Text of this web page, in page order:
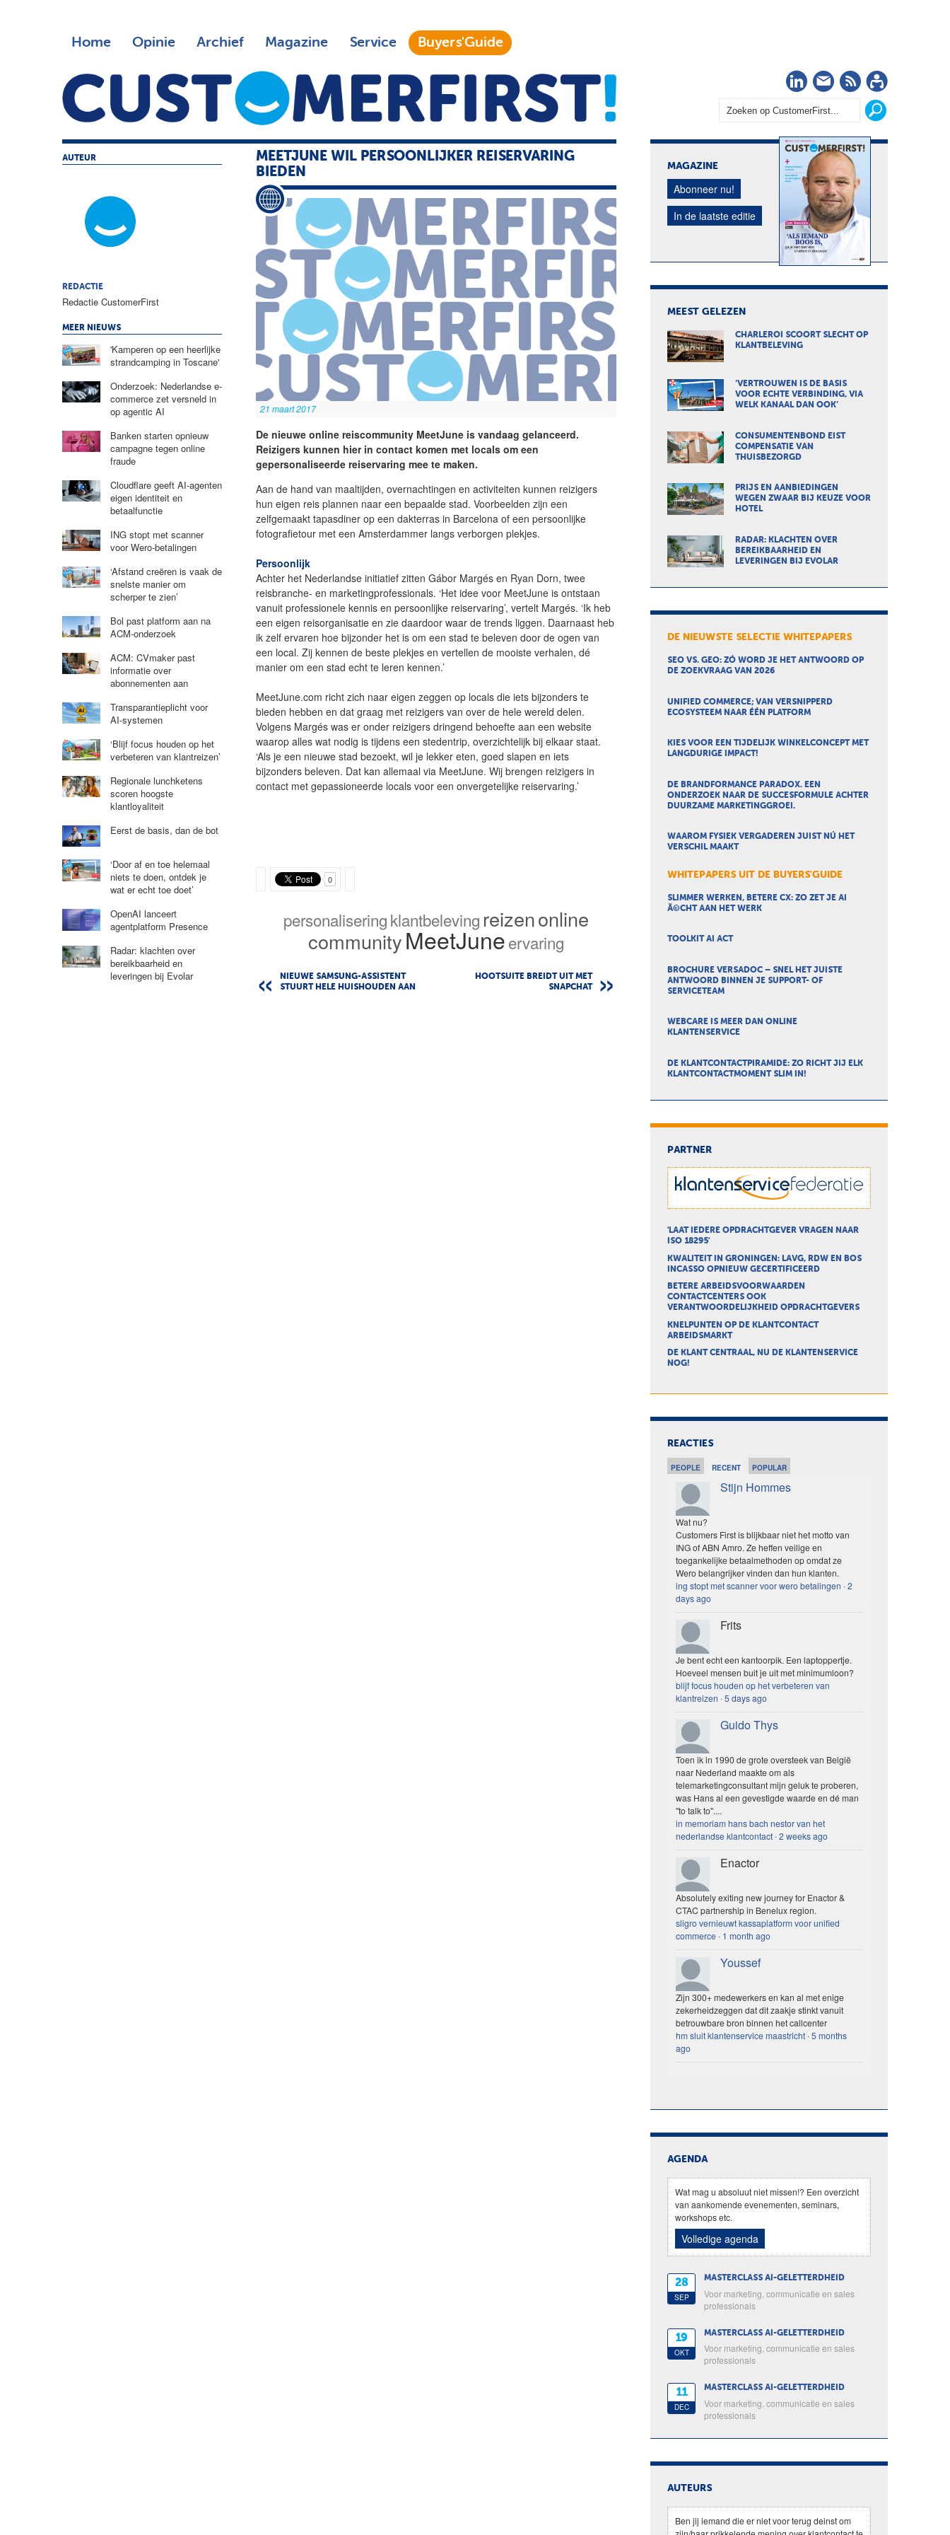
Home Opinie Archief Magazine Service Buyers'Guide
LinkedIn
Nieuwsbrief
RSS
MEETJUNE WIL PERSOONLIJKER REISERVARING
BIEDEN
21 maart 2017
De nieuwe online reiscommunity MeetJune is vandaag gelanceerd.
Reizigers kunnen hier in contact komen met locals om een
gepersonaliseerde reiservaring mee te maken.
Aan de hand van maaltijden, overnachtingen en activiteiten kunnen reizigers
hun eigen reis plannen naar een bepaalde stad. Voorbeelden zijn een
zelfgemaakt tapasdiner op een dakterras in Barcelona of een persoonlijke
fotografietour met een Amsterdammer langs verborgen plekjes.
Persoonlijk
Achter het Nederlandse initiatief zitten Gábor Margés en Ryan Dorn, twee
reisbranche- en marketingprofessionals. ‘Het idee voor MeetJune is ontstaan
vanuit professionele kennis en persoonlijke reiservaring’, vertelt Margés. ‘Ik heb
een eigen reisorganisatie en zie daardoor waar de trends liggen. Daarnaast heb
ik zelf ervaren hoe bijzonder het is om een stad te beleven door de ogen van
een local. Zij kennen de beste plekjes en vertellen de mooiste verhalen, dé
manier om een stad echt te leren kennen.’
MeetJune.com richt zich naar eigen zeggen op locals die iets bijzonders te
bieden hebben en dat graag met reizigers van over de hele wereld delen.
Volgens Margés was er onder reizigers dringend behoefte aan een website
waarop alles wat nodig is tijdens een stedentrip, overzichtelijk bij elkaar staat.
‘Als je een nieuwe stad bezoekt, wil je lekker eten, goed slapen en iets
bijzonders beleven. Dat kan allemaal via MeetJune. Wij brengen reizigers in
contact met gepassioneerde locals voor een onvergetelijke reiservaring.’
0
personaliseringklantbeleving reizenonline
communityMeetJuneervaring
NIEUWE SAMSUNG-ASSISTENT
STUURT HELE HUISHOUDEN AAN
HOOTSUITE BREIDT UIT MET
SNAPCHAT
AUTEUR
REDACTIE
Redactie CustomerFirst
MEER NIEUWS
'Kamperen op een heerlijke
strandcamping in Toscane'
Onderzoek: Nederlandse e-
commerce zet versneld in
op agentic AI
Banken starten opnieuw
campagne tegen online
fraude
Cloudflare geeft AI-agenten
eigen identiteit en
betaalfunctie
ING stopt met scanner
voor Wero-betalingen
‘Afstand creëren is vaak de
snelste manier om
scherper te zien’
Bol past platform aan na
ACM-onderzoek
ACM: CVmaker past
informatie over
abonnementen aan
Transparantieplicht voor
AI-systemen
‘Blijf focus houden op het
verbeteren van klantreizen’
Regionale lunchketens
scoren hoogste
klantloyaliteit
Eerst de basis, dan de bot
‘Door af en toe helemaal
niets te doen, ontdek je
wat er echt toe doet’
OpenAI lanceert
agentplatform Presence
Radar: klachten over
bereikbaarheid en
leveringen bij Evolar
MAGAZINE
Abonneer nu!
In de laatste editie
MEEST GELEZEN
CHARLEROI SCOORT SLECHT OP
KLANTBELEVING
‘VERTROUWEN IS DE BASIS
VOOR ECHTE VERBINDING, VIA
WELK KANAAL DAN OOK’
CONSUMENTENBOND EIST
COMPENSATIE VAN
THUISBEZORGD
PRIJS EN AANBIEDINGEN
WEGEN ZWAAR BIJ KEUZE VOOR
HOTEL
RADAR: KLACHTEN OVER
BEREIKBAARHEID EN
LEVERINGEN BIJ EVOLAR
DE NIEUWSTE SELECTIE WHITEPAPERS
SEO VS. GEO: ZÓ WORD JE HET ANTWOORD OP
DE ZOEKVRAAG VAN 2026
UNIFIED COMMERCE; VAN VERSNIPPERD
ECOSYSTEEM NAAR ÉÉN PLATFORM
KIES VOOR EEN TIJDELIJK WINKELCONCEPT MET
LANGDURIGE IMPACT!
DE BRANDFORMANCE PARADOX. EEN
ONDERZOEK NAAR DE SUCCESFORMULE ACHTER
DUURZAME MARKETINGGROEI.
WAAROM FYSIEK VERGADEREN JUIST NÚ HET
VERSCHIL MAAKT
WHITEPAPERS UIT DE BUYERS'GUIDE
SLIMMER WERKEN, BETERE CX: ZO ZET JE AI
Ã©CHT AAN HET WERK
TOOLKIT AI ACT
BROCHURE VERSADOC – SNEL HET JUISTE
ANTWOORD BINNEN JE SUPPORT- OF
SERVICETEAM
WEBCARE IS MEER DAN ONLINE
KLANTENSERVICE
DE KLANTCONTACTPIRAMIDE: ZO RICHT JIJ ELK
KLANTCONTACTMOMENT SLIM IN!
PARTNER
'LAAT IEDERE OPDRACHTGEVER VRAGEN NAAR
ISO 18295'
KWALITEIT IN GRONINGEN: LAVG, RDW EN BOS
INCASSO OPNIEUW GECERTIFICEERD
BETERE ARBEIDSVOORWAARDEN
CONTACTCENTERS OOK
VERANTWOORDELIJKHEID OPDRACHTGEVERS
KNELPUNTEN OP DE KLANTCONTACT
ARBEIDSMARKT
DE KLANT CENTRAAL, NU DE KLANTENSERVICE
NOG!
REACTIES
PEOPLE RECENT POPULAR
Stijn Hommes
Wat nu?
Customers First is blijkbaar niet het motto van
ING of ABN Amro. Ze heffen veilige en
toegankelijke betaalmethoden op omdat ze
Wero belangrijker vinden dan hun klanten.
ing stopt met scanner voor wero betalingen ·2
days ago
Frits
Je bent echt een kantoorpik. Een laptoppertje.
Hoeveel mensen buit je uit met minimumloon?
blijf focus houden op het verbeteren van
klantreizen ·5 days ago
Guido Thys
Toen ik in 1990 de grote oversteek van België
naar Nederland maakte om als
telemarketingconsultant mijn geluk te proberen,
was Hans al een gevestigde waarde en dé man
"to talk to"....
in memoriam hans bach nestor van het
nederlandse klantcontact ·2 weeks ago
Enactor
Absolutely exiting new journey for Enactor &
CTAC partnership in Benelux region.
sligro vernieuwt kassaplatform voor unified
commerce · 1 month ago
Youssef
Zijn 300+ medewerkers en kan al met enige
zekerheidzeggen dat dit zaakje stinkt vanuit
betrouwbare bron binnen het callcenter
hm sluit klantenservice maastricht ·5 months
ago
AGENDA
Wat mag u absoluut niet missen!? Een overzicht
van aankomende evenementen, seminars,
workshops etc.
Volledige agenda
28
SEP
MASTERCLASS AI-GELETTERDHEID
Voor marketing, communicatie en sales
professionals
19
OKT
MASTERCLASS AI-GELETTERDHEID
Voor marketing, communicatie en sales
professionals
11
DEC
MASTERCLASS AI-GELETTERDHEID
Voor marketing, communicatie en sales
professionals
AUTEURS
Ben jij iemand die er niet voor terug deinst om